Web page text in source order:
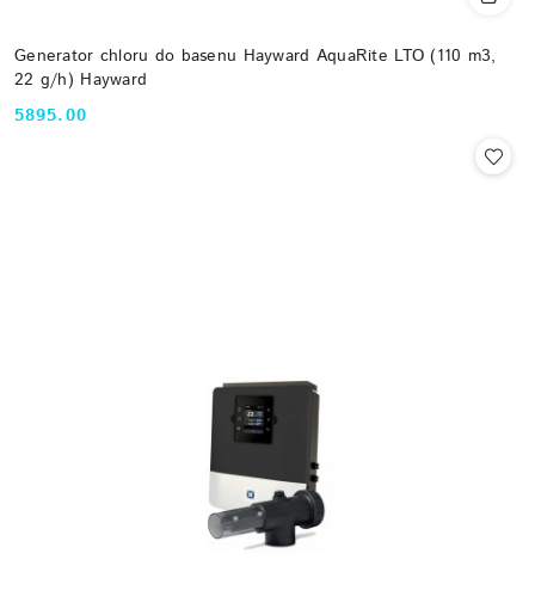
Generator chloru do basenu Hayward AquaRite LTO (110 m3,
22 g/h) Hayward
Cena:
5895.00